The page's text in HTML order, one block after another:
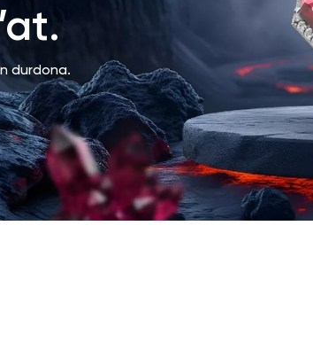
durdona.